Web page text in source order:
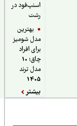
اسنپ‌فود در
بهترین
مدل شومیز
برای افراد
چاق؛ 10
مدل ترند